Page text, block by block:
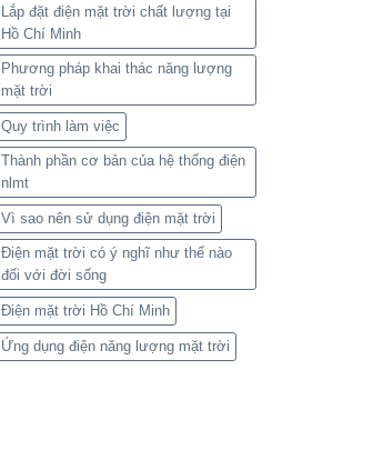
Lắp đặt điện mặt trời chất lượng tại
Hồ Chí Minh
Phương pháp khai thác năng lượng
mặt trời
Quy trình làm việc
Thành phần cơ bản của hệ thống điện
nlmt
Vì sao nên sử dụng điện mặt trời
Điện mặt trời có ý nghĩ như thế nào
đối với đời sống
Điện mặt trời Hồ Chí Minh
Ứng dụng điện năng lượng mặt trời